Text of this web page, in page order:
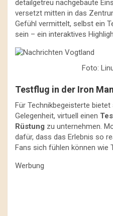
detailgetreu nachgebaute
versetzt mitten in das
Gefühl vermittelt, selbst ein
sein – ein interaktives
Foto:
Testflug in der Iron
Für Technikbegeisterte bietet
Gelegenheit, virtuell einen
Rüstung zu unternehmen.
dafür, dass das Erlebnis so
Fans sich fühlen können wie
Werbung